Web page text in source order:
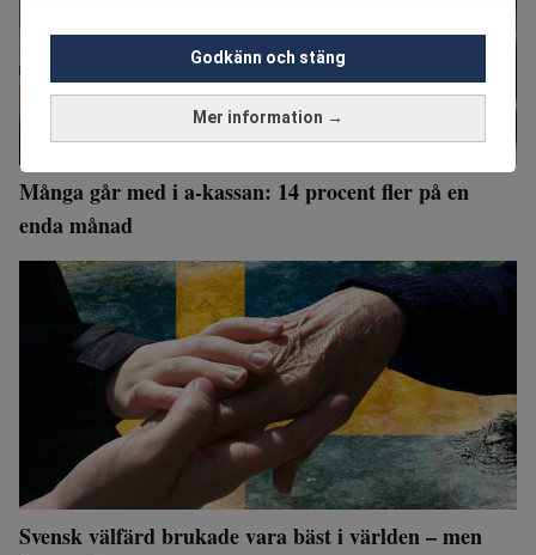
Mer information →
Godkänn och stäng
Många går med i a-kassan: 14 procent fler på en
enda månad
Svensk välfärd brukade vara bäst i världen – men